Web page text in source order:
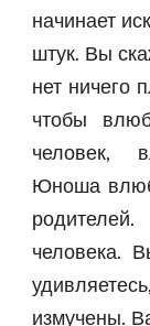
начинает
штук. Вы
нет ничего
чтобы
человек,
Юноша
человека.
измучены.